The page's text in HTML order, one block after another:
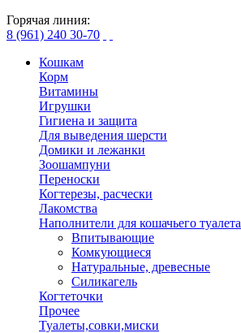
Горячая линия:
8 (961) 240 30-70
Кошкам
Корм
Витамины
Игрушки
Гигиена и защита
Для выведения шерсти
Домики и лежанки
Зоошампуни
Переноски
Когтерезы, расчески
Лакомства
Наполнители для кошачьего туалета
Впитывающие
Комкующиеся
Натуральные, древесные
Силикагель
Когтеточки
Прочее
Туалеты,совки,миски